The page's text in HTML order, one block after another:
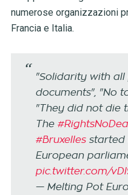
numerose organizzazioni
Francia e Italia.
"Solidarity with
documents", "No
"They did not die
The
#Bruxellesstarted
European
pic.twitter.com/
— Melting Pot